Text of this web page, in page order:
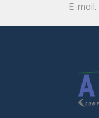
E-mail: